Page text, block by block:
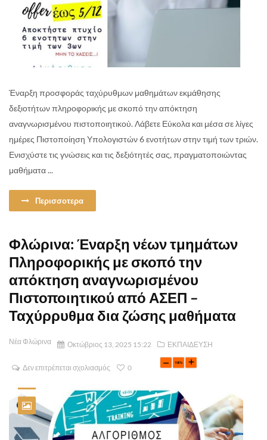
Έναρξη προσφοράς ταχύρυθμων μαθημάτων εκμάθησης
δεξιοτήτων πληροφορικής με σκοπό την απόκτηση
αναγνωρισμένου πιστοποιητικού. Λάβετε Εύκολα και μέσα σε λίγες
ημέρες Πιστοποίηση Υπολογιστών 6 ενοτήτων στην τιμή των τριών.
Ενισχύστε τις γνώσεις και τις δεξιότητές σας, πραγματοποιώντας
μαθήματα ...
Περισσοτερα
Φλώρινα: Έναρξη νέων τμημάτων
Πληροφορικής με σκοπό την
απόκτηση αναγνωρισμένου
Πιστοποιητικού από ΑΣΕΠ –
Ταχύρρυθμα δια ζώσης μαθήματα
Νέα Φλώρινα Οκτώβριος 13, 2025 15:22 ΕΚΠΑΙΔΕΥΣΗ
Δεν επιτρέπεται σχολιασμός 0